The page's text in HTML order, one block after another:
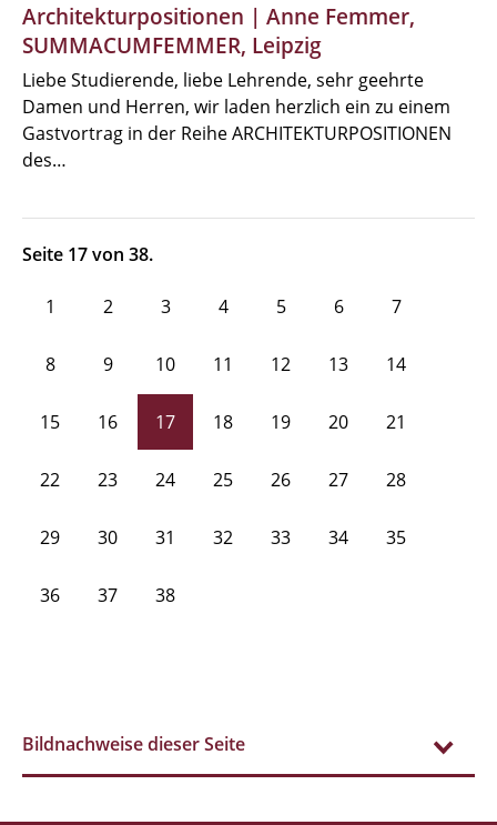
Architekturpositionen | Anne Femmer,
SUMMACUMFEMMER, Leipzig
Liebe Studierende, liebe Lehrende, sehr geehrte
Damen und Herren, wir laden herzlich ein zu einem
Gastvortrag in der Reihe ARCHITEKTURPOSITIONEN
des…
Seite 17 von 38.
1 2 3 4 5 6 7
8 9 10 11 12 13 14
15 16 17 18 19 20 21
22 23 24 25 26 27 28
29 30 31 32 33 34 35
36 37 38
Bildnachweise dieser Seite